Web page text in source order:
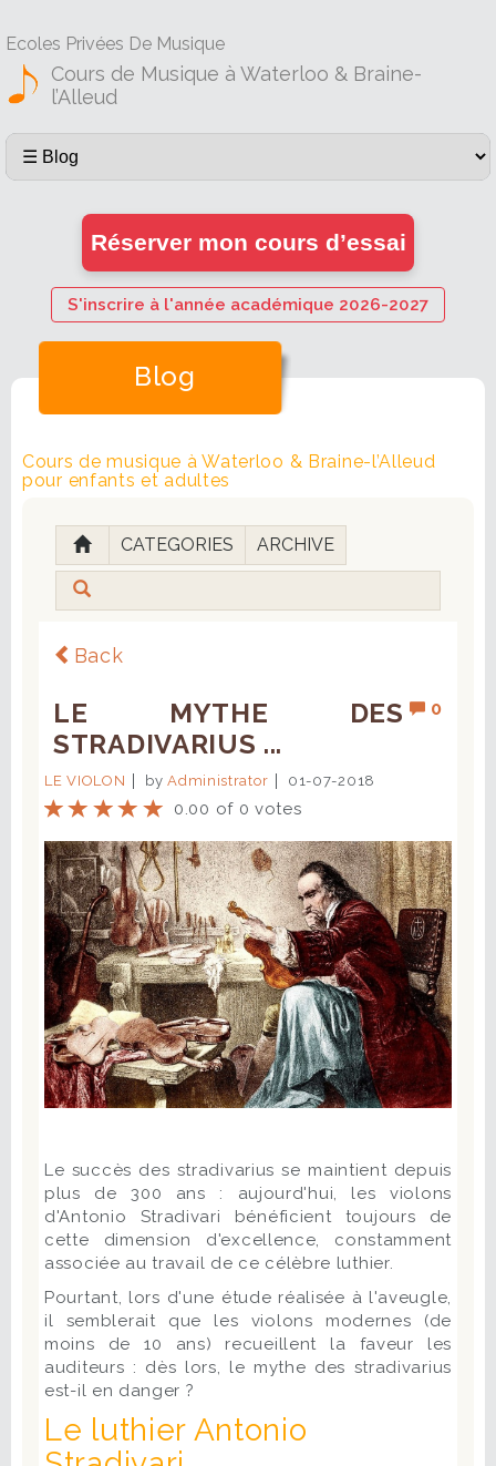
Ecoles Privées De Musique
Cours de Musique à Waterloo & Braine-
l’Alleud
Réserver mon cours d’essai
S'inscrire à l'année académique 2026-2027
Blog
Cours de musique à Waterloo & Braine-l’Alleud
pour enfants et adultes
CATEGORIES ARCHIVE
Back
0
LE MYTHE DES
STRADIVARIUS ...
LE VIOLON byAdministrator 01-07-2018
0.00 of 0 votes
Le succès des stradivarius se maintient depuis
plus de 300 ans : aujourd'hui, les violons
d'Antonio Stradivari bénéficient toujours de
cette dimension d'excellence, constamment
associée au travail de ce célèbre luthier.
Pourtant, lors d'une étude réalisée à l'aveugle,
il semblerait que les violons modernes (de
moins de 10 ans) recueillent la faveur les
auditeurs : dès lors, le mythe des stradivarius
est-il en danger ?
Le luthier Antonio